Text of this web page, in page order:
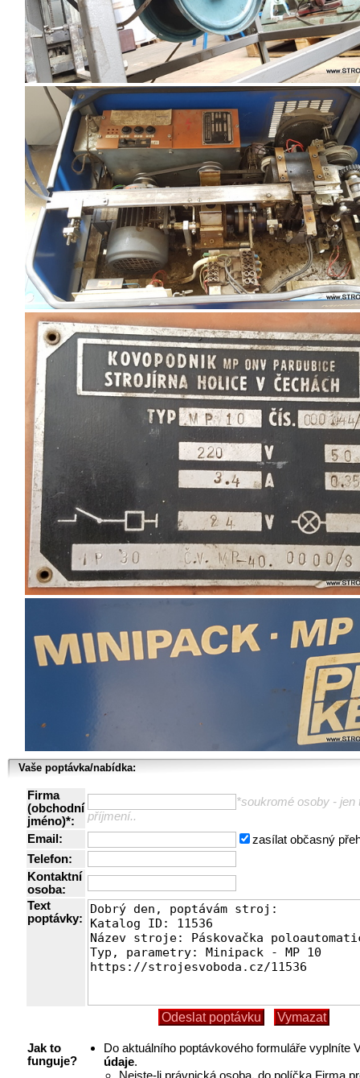
Vaše poptávka/nabídka:
Firma
(obchodní
jméno)*:
*soukromé osoby - jen
příjmení..
Email:
zasílat občasný
Telefon:
Kontaktní
osoba:
Text
poptávky:
Jak to
funguje?
Do aktuálního poptávkového formuláře vyplníte
údaje.
Nejste-li právnická osoba, do políčka Firma